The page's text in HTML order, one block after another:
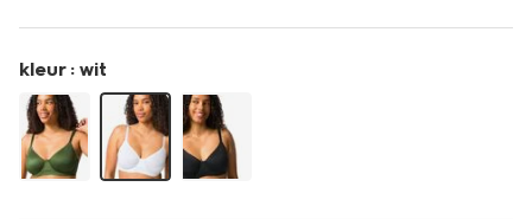
bh-
met-
beugel-
wit-
21805950WHITE.html
kleur : wit